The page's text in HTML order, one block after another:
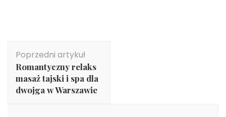
wpisu
Poprzedni artykuł
Romantyczny relaks
masaż tajski i spa dla
dwojga w Warszawie